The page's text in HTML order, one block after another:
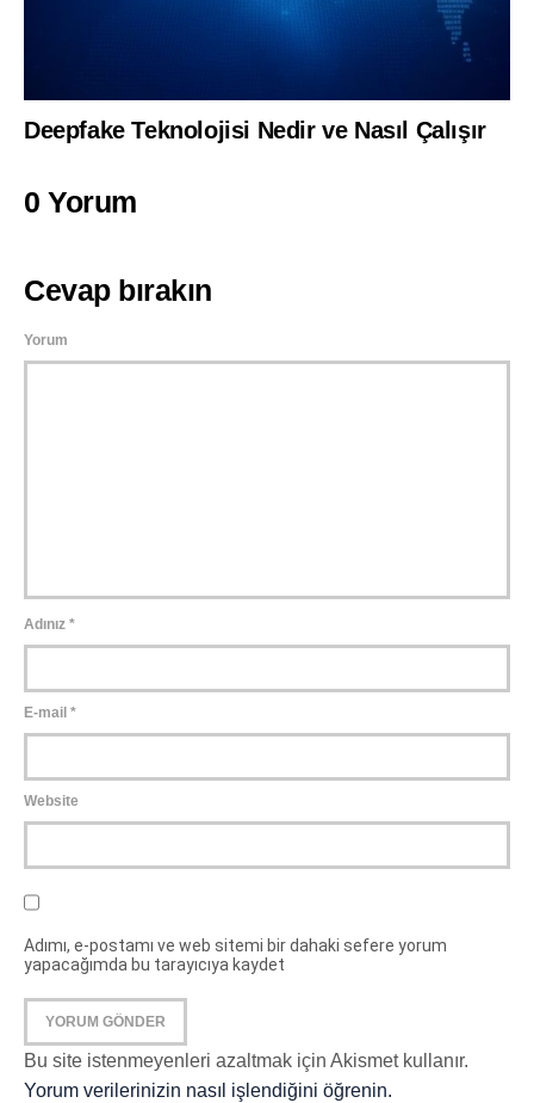
Deepfake Teknolojisi Nedir ve Nasıl Çalışır
0 Yorum
Cevap bırakın
Yorum
Adınız *
E-mail *
Website
Adımı, e-postamı ve web sitemi bir dahaki sefere yorum
yapacağımda bu tarayıcıya kaydet
Bu site istenmeyenleri azaltmak için Akismet kullanır.
Yorum verilerinizin nasıl işlendiğini öğrenin.